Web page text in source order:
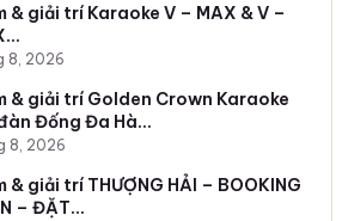
& giải trí Karaoke V – MAX & V –
8, 2026
& giải trí Golden Crown Karaoke
Đống Đa Hà…
8, 2026
& giải trí THƯỢNG HẢI – BOOKING
– ĐẶT…